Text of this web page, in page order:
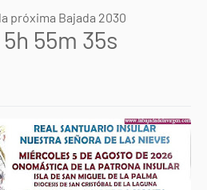
próxima Bajada 2030
55m 34s